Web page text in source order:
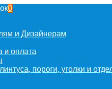
0
и Дизайнерам
и оплата
пороги, уголки и